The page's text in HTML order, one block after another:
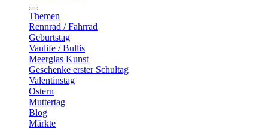
Themen
Rennrad / Fahrrad
Geburtstag
Vanlife / Bullis
Meerglas Kunst
Geschenke erster Schultag
Valentinstag
Ostern
Muttertag
Blog
Märkte